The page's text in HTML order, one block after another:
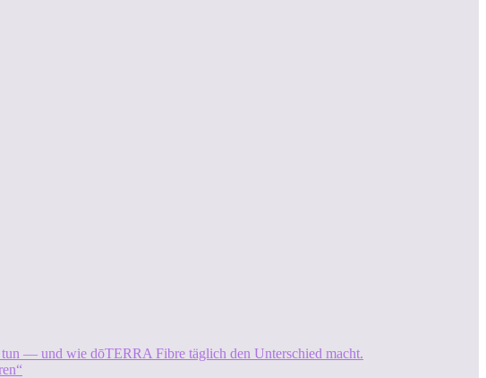
— und wie dōTERRA Fibre täglich den Unterschied macht.